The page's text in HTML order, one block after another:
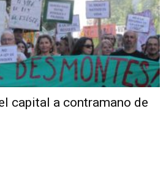
capital a contramano de